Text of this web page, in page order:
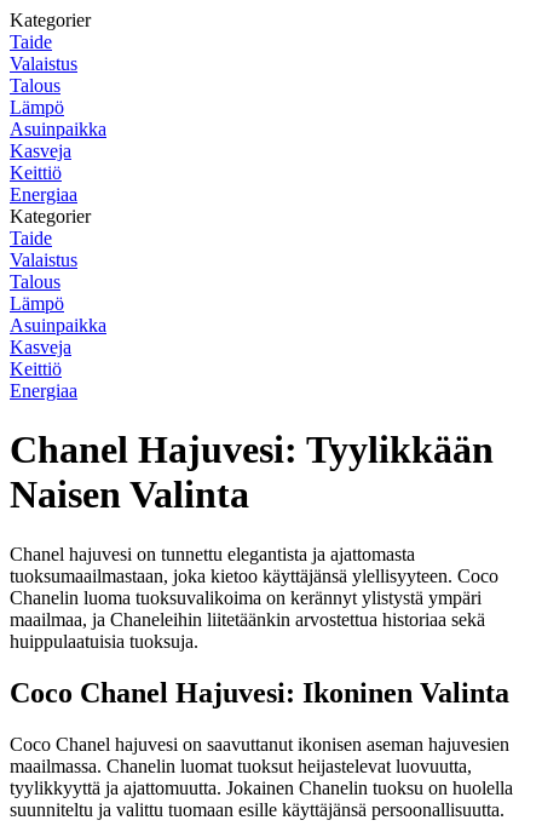
Kategorier
Taide
Valaistus
Talous
Lämpö
Asuinpaikka
Kasveja
Keittiö
Energiaa
Kategorier
Taide
Valaistus
Talous
Lämpö
Asuinpaikka
Kasveja
Keittiö
Energiaa
Chanel Hajuvesi: Tyylikkään
Naisen Valinta
Chanel hajuvesi on tunnettu elegantista ja ajattomasta
tuoksumaailmastaan, joka kietoo käyttäjänsä ylellisyyteen. Coco
Chanelin luoma tuoksuvalikoima on kerännyt ylistystä ympäri
maailmaa, ja Chaneleihin liitetäänkin arvostettua historiaa sekä
huippulaatuisia tuoksuja.
Coco Chanel Hajuvesi: Ikoninen Valinta
Coco Chanel hajuvesi on saavuttanut ikonisen aseman hajuvesien
maailmassa. Chanelin luomat tuoksut heijastelevat luovuutta,
tyylikkyyttä ja ajattomuutta. Jokainen Chanelin tuoksu on huolella
suunniteltu ja valittu tuomaan esille käyttäjänsä persoonallisuutta.